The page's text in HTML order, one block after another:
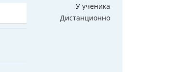
У ученика
Дистанционно